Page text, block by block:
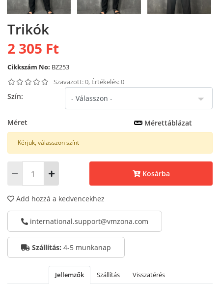
Trikók
2 305 Ft
Cikkszám No: BZ253
Szavazott: 0, Értékelés: 0
Szín:
Méret Mérettáblázat
Kérjük, válasszon színt
Kosárba
Add hozzá a kedvencekhez
international.support@vmzona.com
Szállítás: 4-5 munkanap
Jellemzők Szállítás Visszatérés